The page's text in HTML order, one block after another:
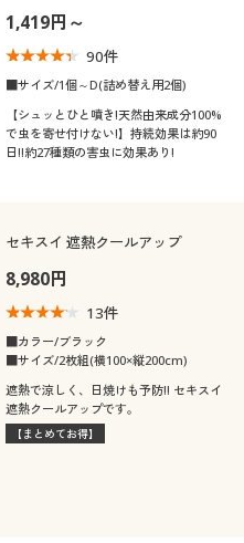
文
(5)
(3〜3.9)
(2〜2.9)
(1〜1.9)
1,419円～
90件
■サイズ/1個～D(詰め替え用2個)
【シュッとひと噴き!天然由来成分100%
で虫を寄せ付けない!】持続効果は約90
日!!約27種類の害虫に効果あり!
セキスイ 遮熱クールアップ
8,980円
13件
■カラー/ブラック
■サイズ/2枚組(横100×縦200cm)
遮熱で涼しく、日焼けも予防!! セキスイ
遮熱クールアップです。
【まとめてお得】